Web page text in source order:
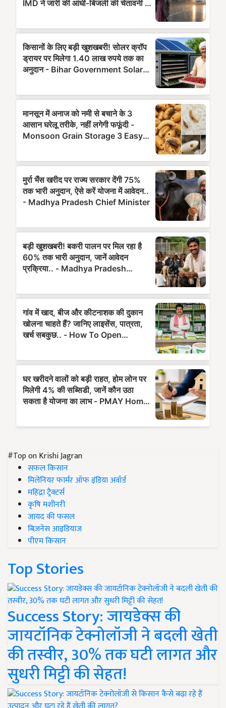
#Top on Krishi Jagran
सफल किसान
मिलेनियर फार्मर ऑफ इंडिया अवॉर्ड
महिंद्रा ट्रैक्टर्स
कृषि मशीनरी
जायद की फसल
बिज़नेस आइडियाज
पीएम किसान
Top Stories
Success Story: जायडेक्स की
जायटॉनिक टेक्नोलॉजी ने बदली खेती
की तस्वीर, 30% तक घटी लागत और
सुधरी मिट्टी की सेहत!